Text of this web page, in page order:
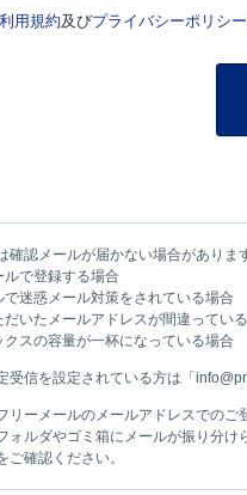
利用規約及びプライバシーポリシー
認メールが届かない場合がありま
で登録する場合
で迷惑メール対策をされている場合
だいたメールアドレスが間違ってい
クスの容量が一杯になっている場合
信を設定されている方は「
リーメールのメールアドレスでのご
ォルダやゴミ箱にメールが振り分
ご確認ください。